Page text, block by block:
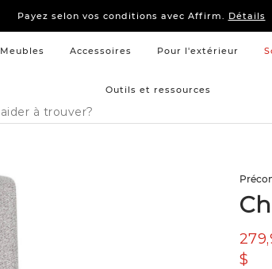
Payez selon vos conditions avec Affirm. Détails
15 % –Literieetmobilier de chambre à coucher
Payez selon vos conditions avec Affirm. Détails
Meubles Accessoires Pour l'extérieur
Outils et ressources
$